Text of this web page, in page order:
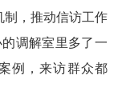
制，推动信访工作
调解室里多了一
例，来访群众都